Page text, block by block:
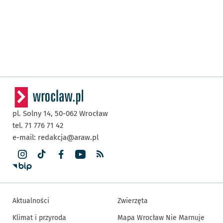
pl. Solny 14, 50-062 Wrocław
tel. 71 776 71 42
e-mail: redakcja@araw.pl
Aktualności
Klimat i przyroda
Zwierzęta
Mapa Wrocław Nie Marnuje